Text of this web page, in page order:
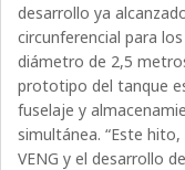
desarrollo ya
circunferencial para
diámetro de 2,5
prototipo del tanque
fuselaje y
simultánea. “Este
VENG y el desarrollo